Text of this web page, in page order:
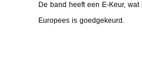
De band heeft een E-Keur, wat
Europees is goedgekeurd.